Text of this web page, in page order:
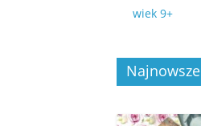
wiek 9+
Najnowsze